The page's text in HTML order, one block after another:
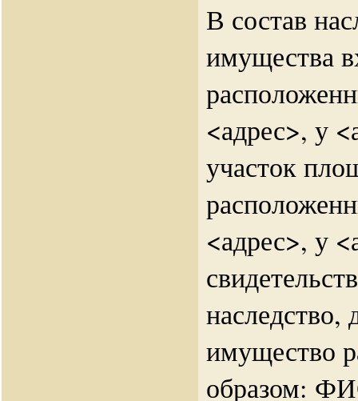
В состав
имущества
<адрес>, у
участок
<адрес>, у
наследство,
имущество
образом: